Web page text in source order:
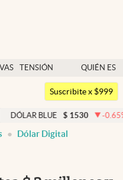
TENSIÓN
GEOPOLÍTICA
QUIÉN ES
QUIÉN
Argentina
Uruguay
Suscribite x $999
$ 1530 -0.65%
Dólar Digital